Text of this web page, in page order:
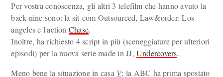
Per vostra conoscenza, gli altri 3 telefilm che hanno avuto la
back nine sono: la sit-com Outsourced, Law&order: Los
angeles e l'action Chase.
Inoltre, ha richiesto 4 script in più (sceneggiature per ulteriori
episodi) per la nuova serie made in JJ,Undercovers.
Meno bene la situazione in casa V: la ABC ha prima spostato